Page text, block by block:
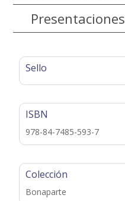
Presentaciones
Sello
ISBN
978-84-7485-593-7
Colección
Bonaparte